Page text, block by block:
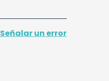
Señalar un error